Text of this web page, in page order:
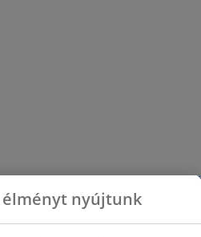
élményt nyújtunk